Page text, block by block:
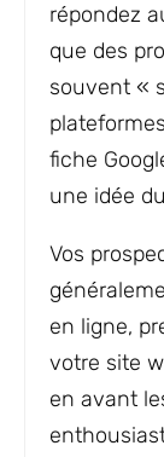
répondez
que des
souvent «
fiche
une idée
Vos
en ligne,
votre site
en avant